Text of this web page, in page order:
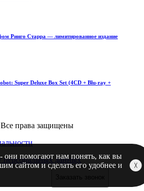
Ринго Старра — лимитированное издание
Super Deluxe Box Set (4CD + Blu-ray +
права защищены
персональных данных
- они помогают нам понять, как вы
сайтом и сделать его удобнее и
╳